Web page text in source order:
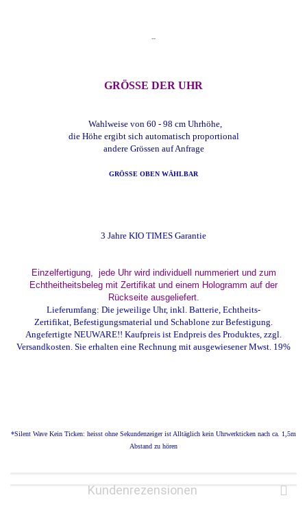
--
GRÖSSE DER UHR
Wahlweise von 60 - 98 cm Uhrhöhe,
die Höhe ergibt sich automatisch proportional
andere Grössen auf Anfrage
GRÖSSE OBEN WÄHLBAR
3 Jahre KIO TIMES Garantie
Einzelfertigung, jede Uhr wird individuell nummeriert und zum
Echtheitheitsbeleg mit Zertifikat und einem Hologramm auf der
Rückseite ausgeliefert.
Lieferumfang: Die jeweilige Uhr, inkl. Batterie, Echtheits-
Zertifikat, Befestigungsmaterial und Schablone zur Befestigung.
Angefertigte NEUWARE!! Kaufpreis ist Endpreis des Produktes, zzgl.
Versandkosten. Sie erhalten eine Rechnung mit ausgewiesener Mwst. 19%
*Silent Wave Kein Ticken: heisst ohne Sekundenzeigerist Alltäglich kein Uhrwerkticken nach ca. 1,5m
Abstand zu hören
Kundenrezensionen